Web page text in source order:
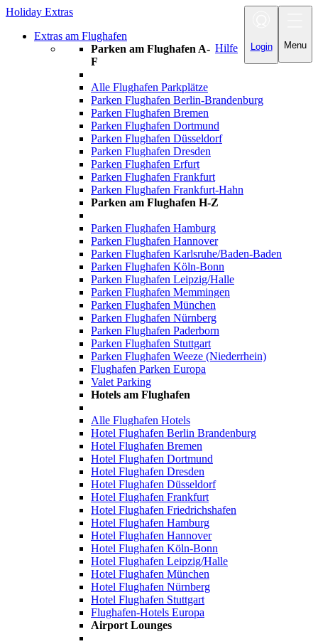
Menu
Login
Hilfe
Holiday Extras
Extras am Flughafen
Parken am Flughafen A-
F
Alle Flughafen Parkplätze
Parken Flughafen Berlin-Brandenburg
Parken Flughafen Bremen
Parken Flughafen Dortmund
Parken Flughafen Düsseldorf
Parken Flughafen Dresden
Parken Flughafen Erfurt
Parken Flughafen Frankfurt
Parken Flughafen Frankfurt-Hahn
Parken am Flughafen H-Z
Parken Flughafen Hamburg
Parken Flughafen Hannover
Parken Flughafen Karlsruhe/Baden-Baden
Parken Flughafen Köln-Bonn
Parken Flughafen Leipzig/Halle
Parken Flughafen Memmingen
Parken Flughafen München
Parken Flughafen Nürnberg
Parken Flughafen Paderborn
Parken Flughafen Stuttgart
Parken Flughafen Weeze (Niederrhein)
Flughafen Parken Europa
Valet Parking
Hotels am Flughafen
Alle Flughafen Hotels
Hotel Flughafen Berlin Brandenburg
Hotel Flughafen Bremen
Hotel Flughafen Dortmund
Hotel Flughafen Dresden
Hotel Flughafen Düsseldorf
Hotel Flughafen Frankfurt
Hotel Flughafen Friedrichshafen
Hotel Flughafen Hamburg
Hotel Flughafen Hannover
Hotel Flughafen Köln-Bonn
Hotel Flughafen Leipzig/Halle
Hotel Flughafen München
Hotel Flughafen Nürnberg
Hotel Flughafen Stuttgart
Flughafen-Hotels Europa
Airport Lounges